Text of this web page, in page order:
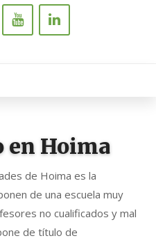
en Hoima
de Hoima es la
de una escuela muy
no cualificados y mal
de título de